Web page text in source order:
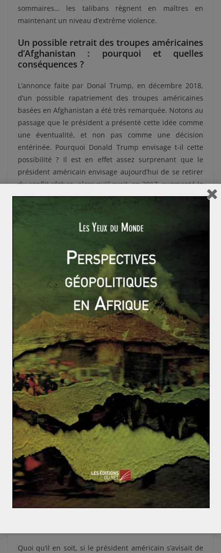
sommaires… les talibans règnent en maîtres en
maintenant un niveau d’extrême violence.
Un possible retrait des troupes américaines
d’Afghanistan : pourquoi et quelles
conséquences ?
L’annonce faite par Donal Trump, en décembre 2018,
d’un possible rapatriement des troupes américaines
basées en Afghanistan a été très remarquée. Notons au
passage que le président a présenté cette idée comme
une éventualité, et non pas comme une décision
entérinée. Pourquoi Donald Trump envisage t-il cette
possibilité ? Il est en effet assez surprenant que le
président américain envisage aujourd’hui de se retirer
du conflit afghan, alors qu’il avait, en 2017, augmenté le
nombre de soldats présents sur le terrain. Malgré tout,
la tendance protectionniste adoptée par les Etats-Unis
depuis l’élection de Donald Trump semble ici être mise
Une première raison pourrait être l’enlisement des
soldats américains dans un conflit qui coûte très cher
aux Etats-Unis et dont personne ne semble voir l’issue.
On dit souvent que l’Afghanistan est le nouveau
Vietnam des américains, ce qui expliquerait pourquoi
Trump envisage de se retirer du jeu. L’envoi de troupes
supplémentaires en 2017 n’ayant pas réussi à faire
basculer l’issue du conflit en faveur des USA, Trump
décide peut-être de mettre fin à son « entêtement »,
comprenant d’une part que non seulement le combat
est loin d’être terminé, mais aussi que la victoire n’est
clairement pas du côté des troupes étrangères[5].
Une seconde explication peut être donnée lorsqu’on
observe le déroulement des pourparlers avec les
talibans : ces derniers cherchent à tout prix à
reconquérir leur pays, et à libérer l’Afghanistan de la
présence des troupes militaires étrangères qui s’y
trouvent depuis 2003. L’annonce du départ des troupes
américaines est peut-être un moyen pour Donald
Trump de prouver sa bonne foi envers les talibans et
Quoi qu’il en soit, si le président américain s’avisait de